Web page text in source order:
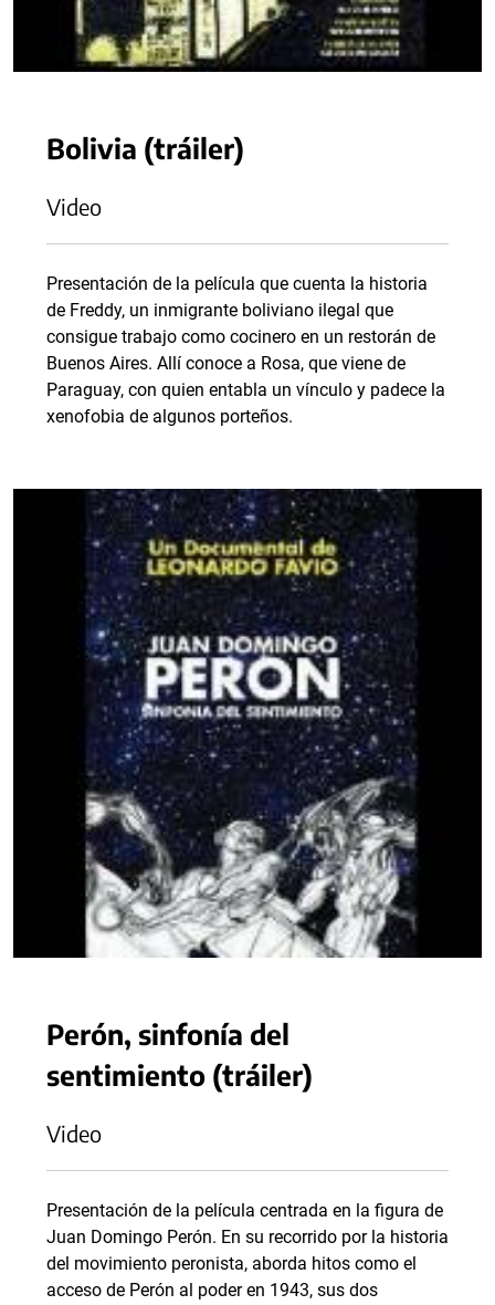
Bolivia (tráiler)
Video
Presentación de la película que cuenta la historia
de Freddy, un inmigrante boliviano ilegal que
consigue trabajo como cocinero en un restorán de
Buenos Aires. Allí conoce a Rosa, que viene de
Paraguay, con quien entabla un vínculo y padece la
xenofobia de algunos porteños.
Perón, sinfonía del
sentimiento (tráiler)
Video
Presentación de la película centrada en la figura de
Juan Domingo Perón. En su recorrido por la historia
del movimiento peronista, aborda hitos como el
acceso de Perón al poder en 1943, sus dos